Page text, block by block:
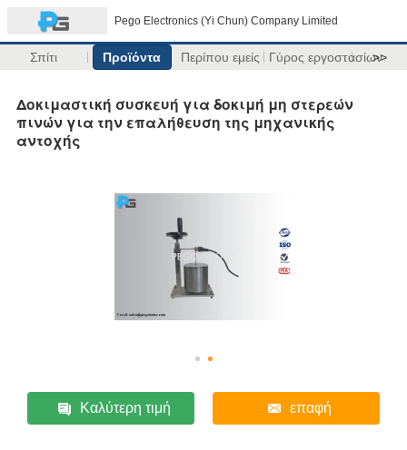
Pego Electronics (Yi Chun) Company Limited
Σπίτι Προϊόντα Περίπου εμείς Γύρος εργοστασίων
>>
Δοκιμαστική συσκευή για δοκιμή μη στερεών
πινών για την επαλήθευση της μηχανικής
αντοχής
Καλύτερη τιμή επαφή